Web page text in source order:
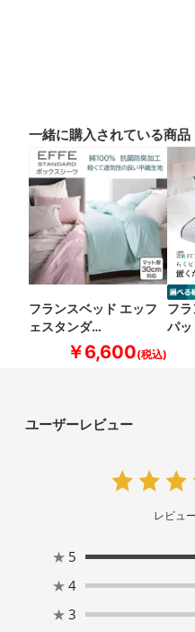
一緒に購入されている商品
フランスベッド エッフ
ェスタンダ…
￥6,600
フ
パ
ユーザーレビュー
レビュ
★ 5
★ 4
★ 3